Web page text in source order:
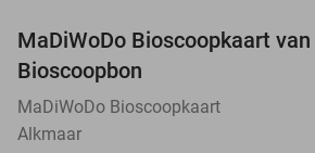
MaDiWoDo Bioscoopkaart
Bioscoopbon
MaDiWoDo Bioscoopkaart
Alkmaar